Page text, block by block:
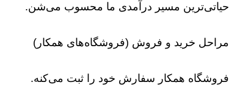
حیاتی‌ترین مسیر درآمدی ما محسوب می‌شن.
مراحل خرید و فروش (فروشگاه‌های همکار)
فروشگاه همکار سفارش خود را ثبت می‌کنه.